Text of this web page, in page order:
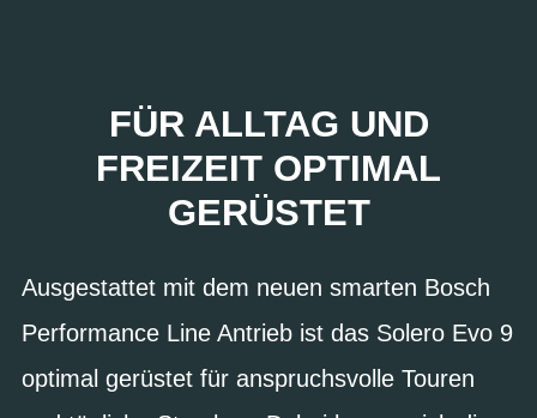
FÜR ALLTAG UND
FREIZEIT OPTIMAL
GERÜSTET
Ausgestattet mit dem neuen smarten Bosch
Performance Line Antrieb ist das Solero Evo 9
optimal gerüstet für anspruchsvolle Touren